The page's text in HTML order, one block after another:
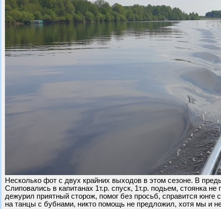
Несколько фот с двух крайних выходов в этом сезоне. В
Слиповались в капитанах 1т.р. спуск, 1т.р. подьем, стоянка
дежурил приятный сторож, помог без просьб, справится
на танцы с бубнами, никто помощь не предложил, хотя мы и